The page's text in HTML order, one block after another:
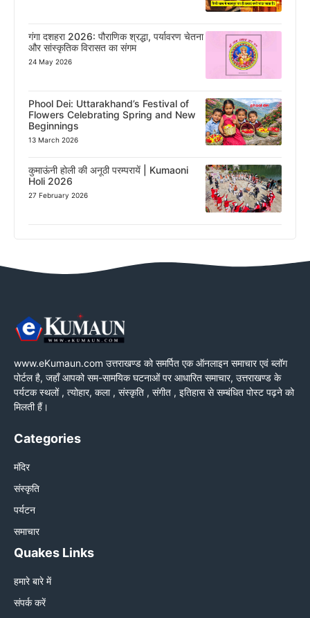
गंगा दशहरा 2026: पौराणिक श्रद्धा, पर्यावरण चेतना
और सांस्कृतिक विरासत का संगम
24 May 2026
Phool Dei: Uttarakhand’s Festival of
Flowers Celebrating Spring and New
Beginnings
13 March 2026
कुमाऊंनी होली की अनूठी परम्परायें | Kumaoni
Holi 2026
27 February 2026
www.eKumaun.com उत्तराखण्ड को समर्पित एक ऑनलाइन समाचार एवं ब्लॉग
पोर्टल है, जहाँ आपको सम-सामयिक घटनाओं पर आधारित समाचार, उत्तराखण्ड के
पर्यटक स्थलों , त्योहार, कला , संस्कृति , संगीत , इतिहास से सम्बंधित पोस्ट पढ़ने को
मिलती हैं।
Categories
मंदिर
संस्कृति
पर्यटन
समाचार
Quakes Links
हमारे बारे में
संपर्क करें